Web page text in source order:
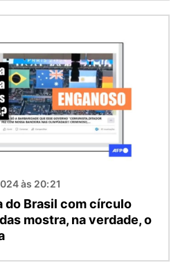
às 20:21
do Brasil com círculo
mostra, na verdade, o